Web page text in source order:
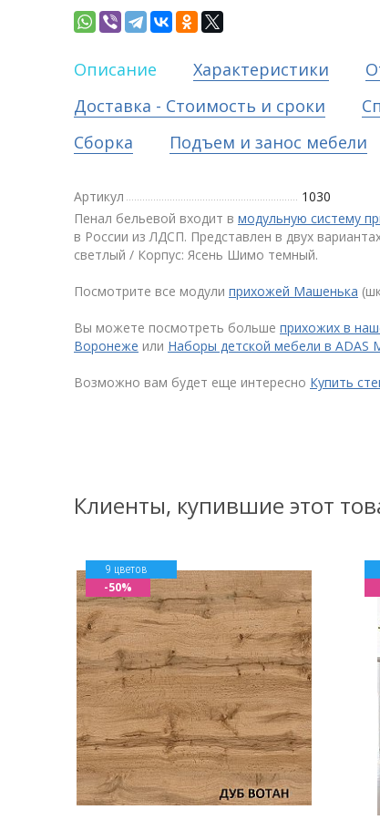
Описание Характеристики
Доставка - Стоимость и сроки
Сборка
Подъем и занос мебели
Артикул
1030
Пенал бельевой входит в модульную систему
в России из ЛДСП. Представлен в двух
светлый / Корпус: Ясень Шимо темный.
Посмотрите все модули прихожей Машенька
Вы можете посмотреть больше прихожих в
Воронеже или Наборы детской мебели в
Возможно вам будет еще интересно Купить
Клиенты, купившие этот
9 цветов
-50%